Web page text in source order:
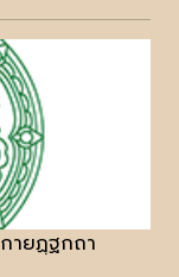
ายฏฺฐกถา